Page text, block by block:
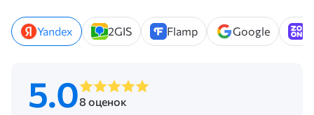
Yandex 2GIS Flamp Google
5.08 оценок